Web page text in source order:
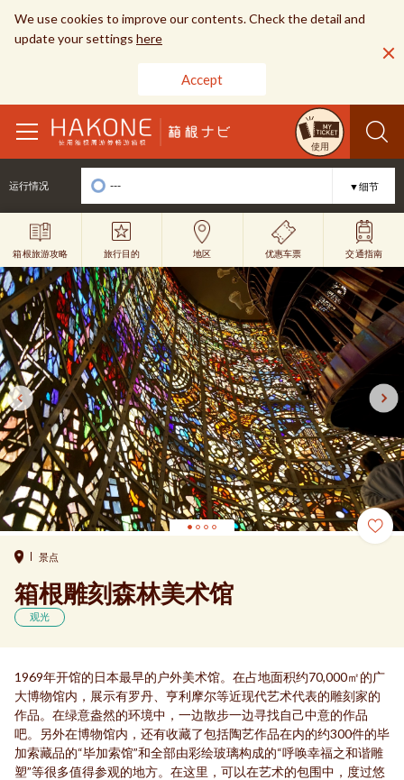
We use cookies to improve our contents. Check the detail and
update your settings here
Accept
使用
toggle
navigation
运行情况 --- ▼细节
箱根旅游攻略 旅行目的 地区 优惠车票 交通指南
景点
箱根雕刻森林美术馆
观光
1969年开馆的日本最早的户外美术馆。在占地面积约70,000㎡的广
大博物馆内，展示有罗丹、亨利摩尔等近现代艺术代表的雕刻家的
作品。在绿意盎然的环境中，一边散步一边寻找自己中意的作品
吧。另外在博物馆内，还有收藏了包括陶艺作品在内的约300件的毕
加索藏品的“毕加索馆”和全部由彩绘玻璃构成的“呼唤幸福之和谐雕
塑”等很多值得参观的地方。在这里，可以在艺术的包围中，度过悠